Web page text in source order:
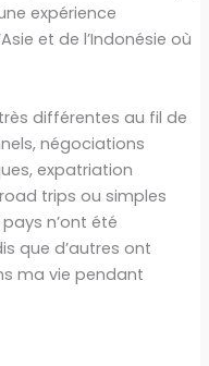
expérience
et de l’Indonésie où
différentes au fil de
négociations
expatriation
trips ou simples
n’ont été
que d’autres ont
ma vie pendant